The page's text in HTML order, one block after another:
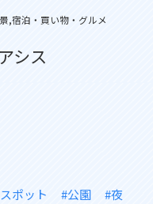
,宿泊・買い物・グルメ
シス
ポット #公園
#夜